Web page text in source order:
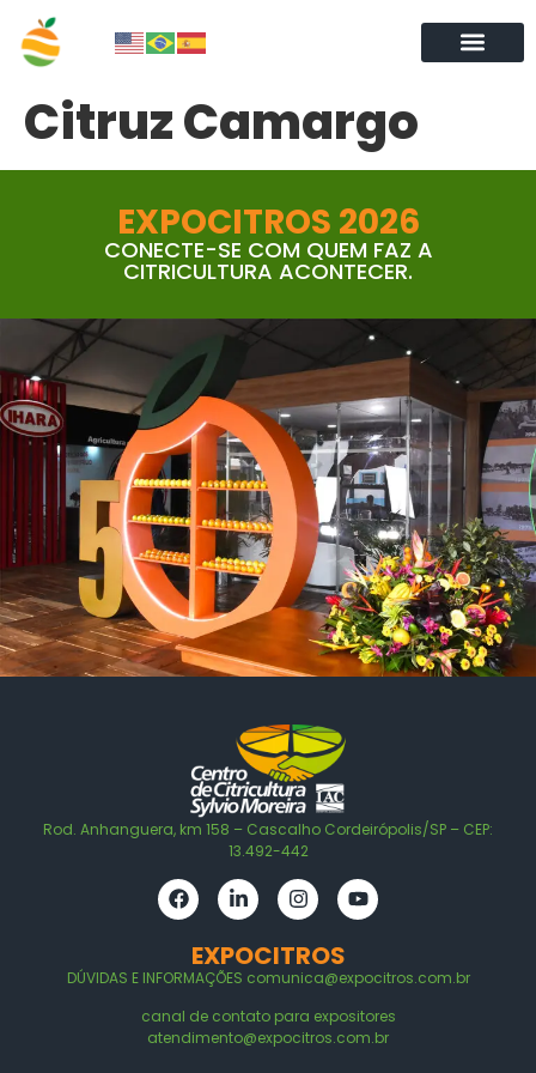
Citruz Camargo
EXPOCITROS 2026
CONECTE-SE COM QUEM FAZ A
CITRICULTURA ACONTECER.
Rod. Anhanguera, km 158 – Cascalho Cordeirópolis/SP – CEP:
13.492-442
EXPOCITROS
DÚVIDAS E INFORMAÇÕES comunica@expocitros.com.br
canal de contato para expositores
atendimento@expocitros.com.br